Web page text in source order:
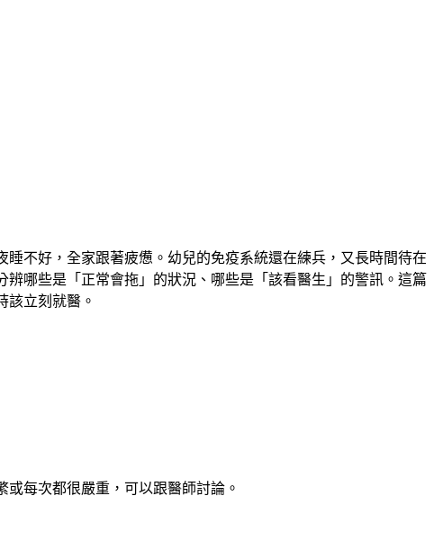
不好，全家跟著疲憊。幼兒的免疫系統還在練兵，又長時間待在
哪些是「正常會拖」的狀況、哪些是「該看醫生」的警訊。這篇
該立刻就醫。
每次都很嚴重，可以跟醫師討論。